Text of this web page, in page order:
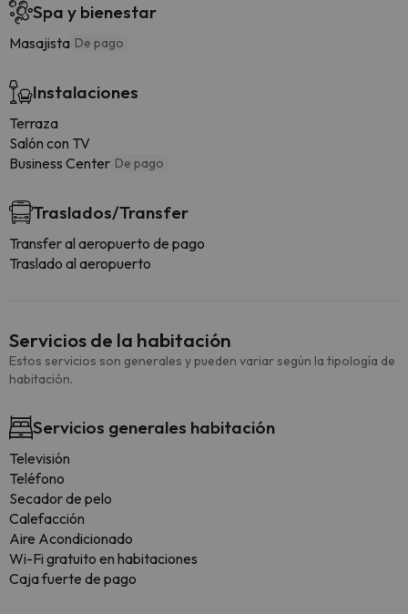
Spa y bienestar
Masajista De pago
Instalaciones
Terraza
Salón con TV
Business Center De pago
Traslados/Transfer
Transfer al aeropuerto de pago
Traslado al aeropuerto
Servicios de la habitación
Estos servicios son generales y pueden variar según la tipología de
habitación.
Servicios generales habitación
Televisión
Teléfono
Secador de pelo
Calefacción
Aire Acondicionado
Wi-Fi gratuito en habitaciones
Caja fuerte de pago